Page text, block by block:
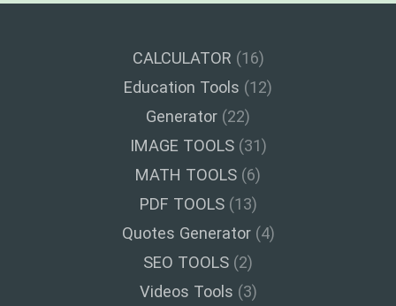
CALCULATOR (16)
Education Tools (12)
Generator (22)
IMAGE TOOLS(31)
MATH TOOLS (6)
PDF TOOLS(13)
Quotes Generator(4)
SEO TOOLS (2)
Videos Tools (3)